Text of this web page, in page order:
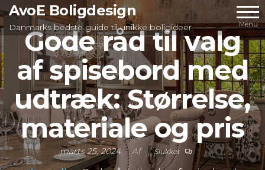
Videre
til
indhold
AvoE Boligdesign
Danmarks bedste guide til unikke boligideer Menu
Gode råd til valg
af spisebord med
udtræk: Størrelse,
materiale og pris
marts 25, 2024 Af Slukket